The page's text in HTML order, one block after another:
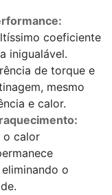
coeficiente
inigualável.
de torque e
mesmo
e calor.
o calor
o